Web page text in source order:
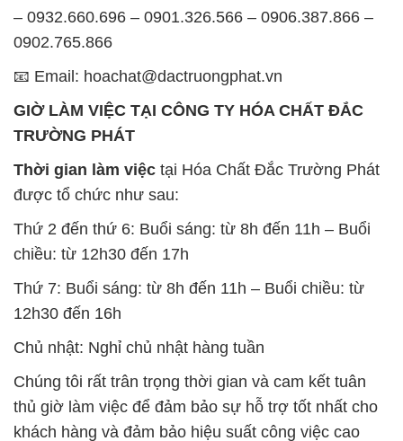
– 0932.660.696 – 0901.326.566 – 0906.387.866 –
0902.765.866
📧 Email: hoachat@dactruongphat.vn
GIỜ LÀM VIỆC TẠI CÔNG TY HÓA CHẤT ĐẮC
TRƯỜNG PHÁT
Thời gian làm việc tại Hóa Chất Đắc Trường Phát
được tổ chức như sau:
Thứ 2 đến thứ 6: Buổi sáng: từ 8h đến 11h – Buổi
chiều: từ 12h30 đến 17h
Thứ 7: Buổi sáng: từ 8h đến 11h – Buổi chiều: từ
12h30 đến 16h
Chủ nhật: Nghỉ chủ nhật hàng tuần
Chúng tôi rất trân trọng thời gian và cam kết tuân
thủ giờ làm việc để đảm bảo sự hỗ trợ tốt nhất cho
khách hàng và đảm bảo hiệu suất công việc cao